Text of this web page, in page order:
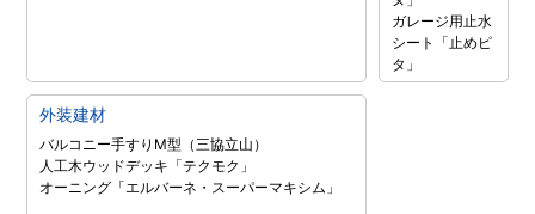
ガレージ用止水
シート「止めピ
タ」
外装建材
バルコニー手すりM型（三協立山）
人工木ウッドデッキ「テクモク」
オーニング「エルバーネ・スーパーマキシム」